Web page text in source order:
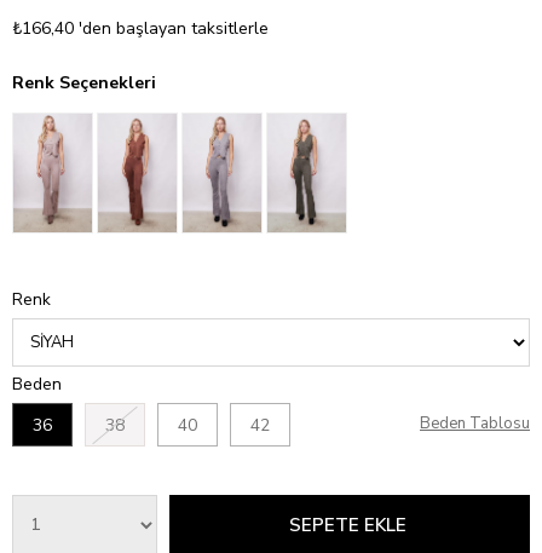
₺166,40 'den başlayan taksitlerle
Renk Seçenekleri
Renk
Beden
36
38 40 42 Beden Tablosu